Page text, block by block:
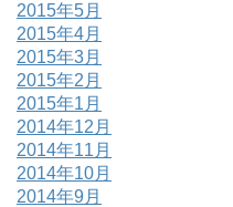
2015年5月
2015年4月
2015年3月
2015年2月
2015年1月
2014年12月
2014年11月
2014年10月
2014年9月